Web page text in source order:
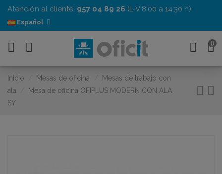
Atención al cliente: 957 04 89 26 (L-V 8:00 a 14:30 h)
Español
0
Inicio Mesas de oficina
Mesas de trabajo con
ala
Mesa de oficina OFIPLUS MODERN CON ALA
SY